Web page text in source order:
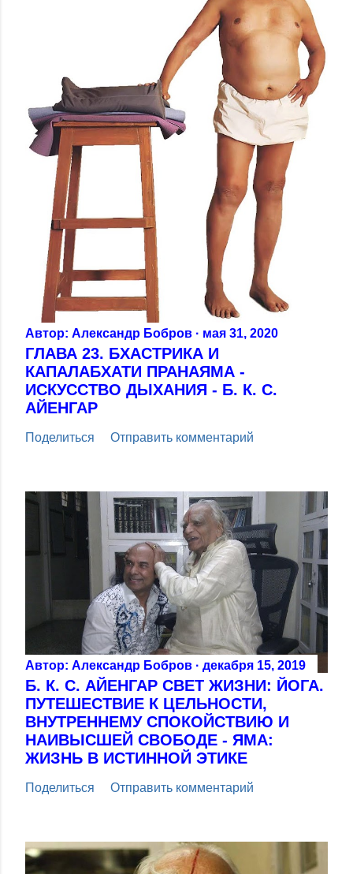
Автор: Александр Бобров мая 31, 2020
ГЛАВА 23. БХАСТРИКА И
КАПАЛАБХАТИ ПРАНАЯМА -
ИСКУССТВО ДЫХАНИЯ - Б. К. С.
АЙЕНГАР
Поделиться Отправить комментарий
Автор: Александр Бобров декабря 15, 2019
Б. К. С. АЙЕНГАР СВЕТ ЖИЗНИ: ЙОГА.
ПУТЕШЕСТВИЕ К ЦЕЛЬНОСТИ,
ВНУТРЕННЕМУ СПОКОЙСТВИЮ И
НАИВЫСШЕЙ СВОБОДЕ - ЯМА:
ЖИЗНЬ В ИСТИННОЙ ЭТИКЕ
Поделиться Отправить комментарий